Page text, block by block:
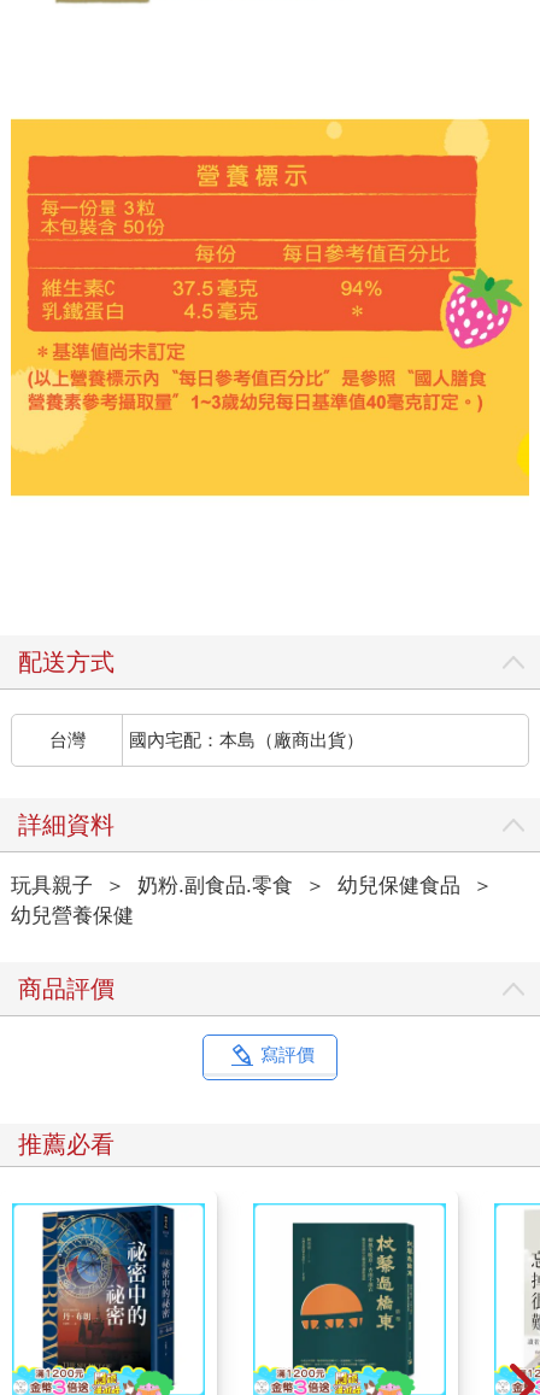
配送方式
台灣 國內宅配：本島（廠商出貨）
詳細資料
玩具親子 ＞ 奶粉.副食品.零食 ＞ 幼兒保健食品
＞
幼兒營養保健
商品評價
寫評價
推薦必看